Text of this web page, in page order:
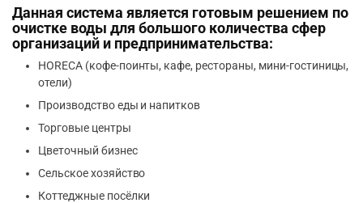
Данная система является готовым решением по
очистке воды для большого количества сфер
организаций и предпринимательства:
HORECA (кофе-поинты, кафе, рестораны, мини-гостиницы,
отели)
Производство еды и напитков
Торговые центры
Цветочный бизнес
Сельское хозяйство
Коттеджные посёлки